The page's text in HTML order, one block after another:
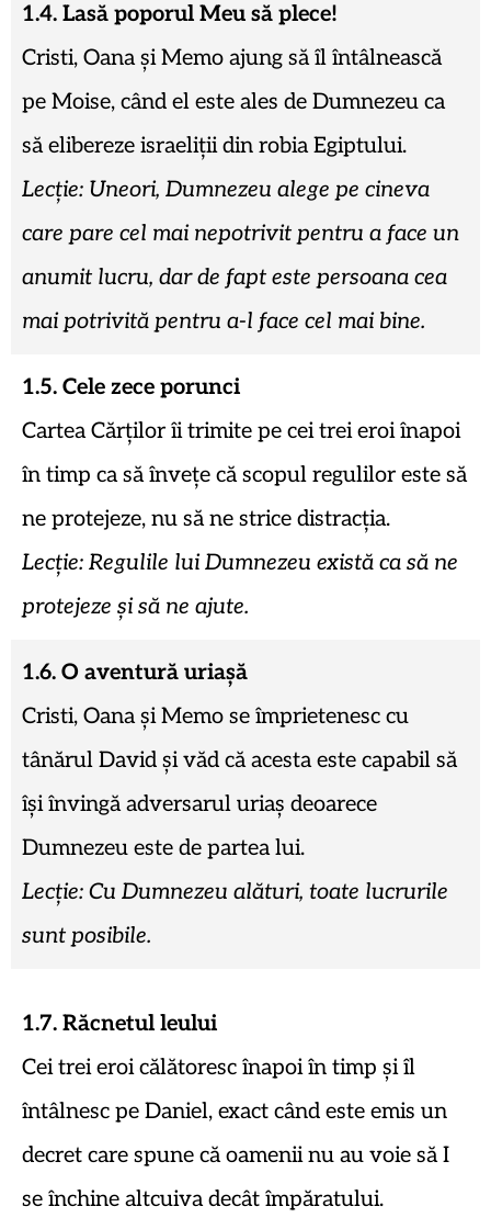
1.4. Lasă poporul Meu să plece!
Cristi, Oana și Memo ajung să îl întâlnească
pe Moise, când el este ales de Dumnezeu ca
să elibereze israeliții din robia Egiptului.
Lecție: Uneori, Dumnezeu alege pe cineva
care pare cel mai nepotrivit pentru a face un
anumit lucru, dar de fapt este persoana cea
mai potrivită pentru a-l face cel mai bine.
1.5. Cele zece porunci
Cartea Cărților îi trimite pe cei trei eroi înapoi
în timp ca să învețe că scopul regulilor este să
ne protejeze, nu să ne strice distracția.
Lecție: Regulile lui Dumnezeu există ca să ne
protejeze și să ne ajute.
1.6. O aventură uriașă
Cristi, Oana și Memo se împrietenesc cu
tânărul David și văd că acesta este capabil să
își învingă adversarul uriaș deoarece
Dumnezeu este de partea lui.
Lecție: Cu Dumnezeu alături, toate lucrurile
sunt posibile.
1.7. Răcnetul leului
Cei trei eroi călătoresc înapoi în timp și îl
întâlnesc pe Daniel, exact când este emis un
decret care spune că oamenii nu au voie să I
se închine altcuiva decât împăratului.